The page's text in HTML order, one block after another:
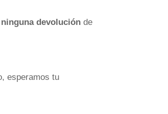
devolución de
esperamos tu